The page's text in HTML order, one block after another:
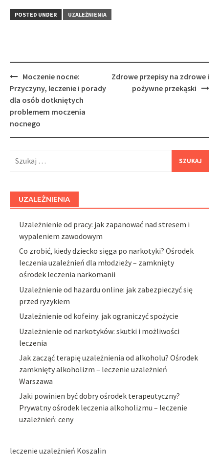
POSTED UNDER UZALEŻNIENIA
Post
navigation
Moczenie nocne:
Przyczyny, leczenie i porady
dla osób dotkniętych
problemem moczenia
nocnego
Zdrowe przepisy na zdrowe i
pożywne przekąski
UZALEŻNIENIA
Uzależnienie od pracy: jak zapanować nad stresem i
wypaleniem zawodowym
Co zrobić, kiedy dziecko sięga po narkotyki? Ośrodek
leczenia uzależnień dla młodzieży – zamknięty
ośrodek leczenia narkomanii
Uzależnienie od hazardu online: jak zabezpieczyć się
przed ryzykiem
Uzależnienie od kofeiny: jak ograniczyć spożycie
Uzależnienie od narkotyków: skutki i możliwości
leczenia
Jak zacząć terapię uzależnienia od alkoholu? Ośrodek
zamknięty alkoholizm – leczenie uzależnień
Warszawa
Jaki powinien być dobry ośrodek terapeutyczny?
Prywatny ośrodek leczenia alkoholizmu – leczenie
uzależnień: ceny
leczenie uzależnień Koszalin